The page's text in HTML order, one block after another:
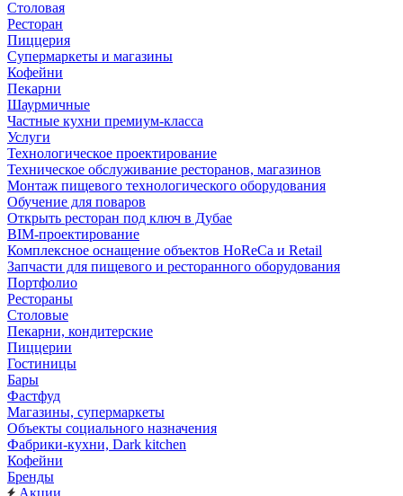
Столовая
Ресторан
Пиццерия
Супермаркеты и магазины
Кофейни
Пекарни
Шаурмичные
Частные кухни премиум-класса
Услуги
Технологическое проектирование
Техническое обслуживание ресторанов, магазинов
Монтаж пищевого технологического оборудования
Обучение для поваров
Открыть ресторан под ключ в Дубае
BIM-проектирование
Комплексное оснащение объектов HoReCa и Retail
Запчасти для пищевого и ресторанного оборудования
Портфолио
Рестораны
Столовые
Пекарни, кондитерские
Пиццерии
Гостиницы
Бары
Фастфуд
Магазины, супермаркеты
Объекты социального назначения
Фабрики-кухни, Dark kitchen
Кофейни
Бренды
Акции